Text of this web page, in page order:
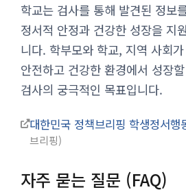
학교는 검사를 통해 발견된 정보
정서적 안정과 건강한 성장을 지
니다. 학부모와 학교, 지역 사회
안전하고 건강한 환경에서 성장
검사의 궁극적인 목표입니다.
대한민국 정책브리핑 학생정서행
브리핑
자주 묻는 질문 (FAQ)